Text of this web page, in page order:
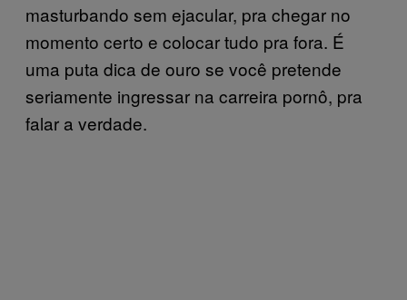
masturbando sem ejacular, pra chegar no
momento certo e colocar tudo pra fora. É
uma puta dica de ouro se você pretende
seriamente ingressar na carreira pornô, pra
falar a verdade.